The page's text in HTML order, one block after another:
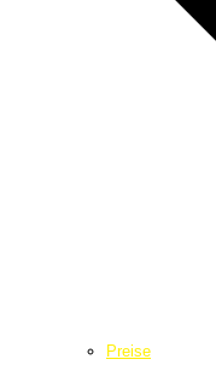
Preise